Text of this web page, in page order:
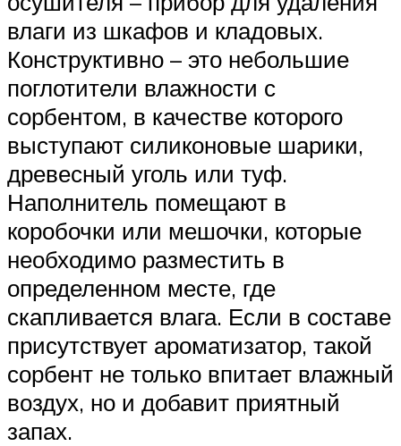
влаги из шкафов и кладовых.
Конструктивно – это небольшие
поглотители влажности с
сорбентом, в качестве которого
выступают силиконовые шарики,
древесный уголь или туф.
Наполнитель помещают в
коробочки или мешочки, которые
необходимо разместить в
определенном месте, где
скапливается влага. Если в составе
присутствует ароматизатор, такой
сорбент не только впитает влажный
воздух, но и добавит приятный
запах.